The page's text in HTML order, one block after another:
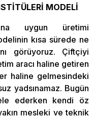
MODELİ
uygun üretimi
kısa sürede ne
görüyoruz. Çiftçiyi
aracı haline getiren
haline gelmesindeki
yadsınamaz. Bugün
ederken kendi öz
mesleki ve teknik